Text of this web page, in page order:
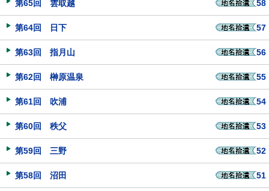
第65回 雲取越 58
第64回 日下 57
第63回 指月山 56
第62回 榊原温泉 55
第61回 吹浦 54
第60回 秩父 53
第59回 三野 52
第58回 沼田 51